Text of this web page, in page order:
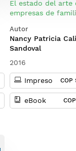
El estado del arte
empresas de
Autor
Nancy Patricia
Sandoval
2016
Impreso COP
eBook